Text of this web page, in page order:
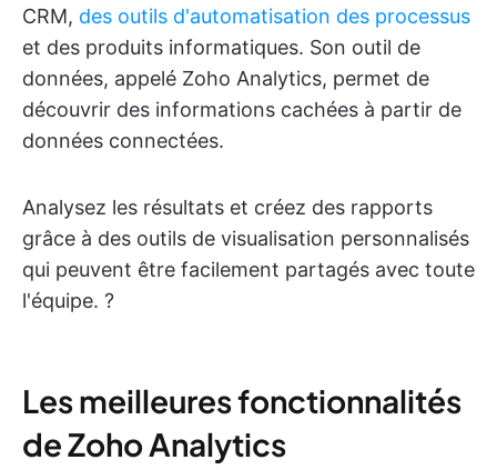
CRM, des outils d'automatisation des processus
et des produits informatiques. Son outil de
données, appelé Zoho Analytics, permet de
découvrir des informations cachées à partir de
données connectées.
Analysez les résultats et créez des rapports
grâce à des outils de visualisation personnalisés
qui peuvent être facilement partagés avec toute
l'équipe. ?
Les meilleures fonctionnalités
de Zoho Analytics